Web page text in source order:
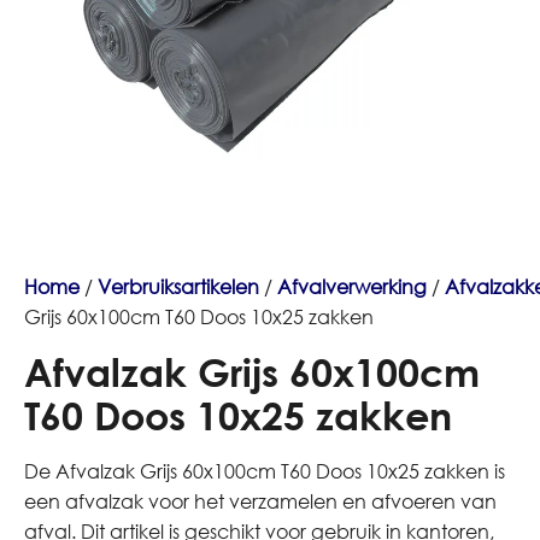
Home/Verbruiksartikelen /Afvalverwerking /
Grijs 60x100cm T60 Doos 10x25 zakken
Afvalzak Grijs 60x100cm
T60 Doos 10x25 zakken
De Afvalzak Grijs 60x100cm T60 Doos 10x25 zakken is
een afvalzak voor het verzamelen en afvoeren van
afval. Dit artikel is geschikt voor gebruik in kantoren,